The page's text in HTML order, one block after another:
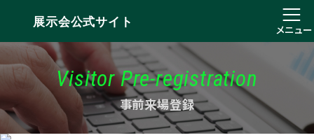
展示会公式サイト
メニュー
Visitor Pre-registration
事前来場登録